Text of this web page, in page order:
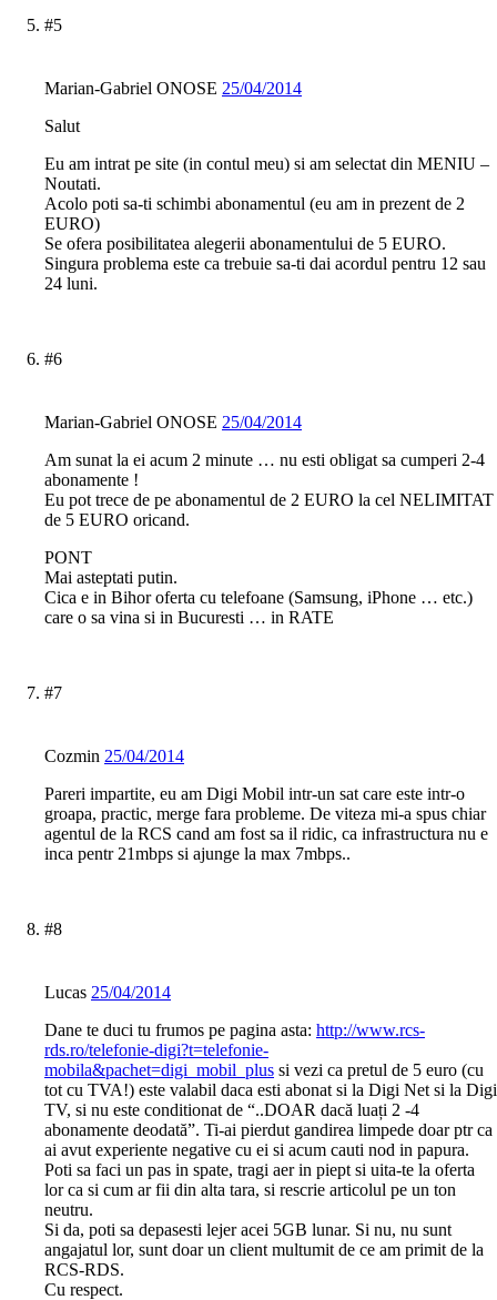
#5
Marian-Gabriel ONOSE 25/04/2014
Salut
Eu am intrat pe site (in contul meu) si am selectat din MENIU –
Noutati.
Acolo poti sa-ti schimbi abonamentul (eu am in prezent de 2
EURO)
Se ofera posibilitatea alegerii abonamentului de 5 EURO.
Singura problema este ca trebuie sa-ti dai acordul pentru 12 sau
24 luni.
#6
Marian-Gabriel ONOSE 25/04/2014
Am sunat la ei acum 2 minute … nu esti obligat sa cumperi 2-4
abonamente !
Eu pot trece de pe abonamentul de 2 EURO la cel NELIMITAT
de 5 EURO oricand.
PONT
Mai asteptati putin.
Cica e in Bihor oferta cu telefoane (Samsung, iPhone … etc.)
care o sa vina si in Bucuresti … in RATE
#7
Cozmin 25/04/2014
Pareri impartite, eu am Digi Mobil intr-un sat care este intr-o
groapa, practic, merge fara probleme. De viteza mi-a spus chiar
agentul de la RCS cand am fost sa il ridic, ca infrastructura nu e
inca pentr 21mbps si ajunge la max 7mbps..
#8
Lucas 25/04/2014
Dane te duci tu frumos pe pagina asta: http://www.rcs-
rds.ro/telefonie-digi?t=telefonie-
mobila&pachet=digi_mobil_plus si vezi ca pretul de 5 euro (cu
tot cu TVA!) este valabil daca esti abonat si la Digi Net si la Digi
TV, si nu este conditionat de “..DOAR dacă luați 2 -4
abonamente deodată”. Ti-ai pierdut gandirea limpede doar ptr ca
ai avut experiente negative cu ei si acum cauti nod in papura.
Poti sa faci un pas in spate, tragi aer in piept si uita-te la oferta
lor ca si cum ar fii din alta tara, si rescrie articolul pe un ton
neutru.
Si da, poti sa depasesti lejer acei 5GB lunar. Si nu, nu sunt
angajatul lor, sunt doar un client multumit de ce am primit de la
RCS-RDS.
Cu respect.